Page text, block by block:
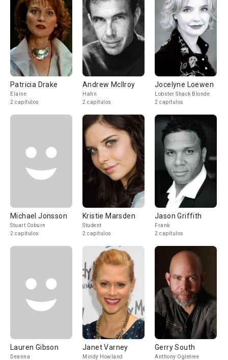
Patricia Drake
Elaine
2 capítulos
Andrew McIlroy
Hahn
2 capítulos
Jocelyne Loewen
Lobster Shack Blonde
2 capítulos
Michael Jonsson
Stuart Coburn
2 capítulos
Kristie Marsden
Student
2 capítulos
Jason Griffith
Frank
2 capítulos
Lauren Gibson
Deanna
Janet Varney
Mindy Howland
Gerry South
Anthony Ogletree